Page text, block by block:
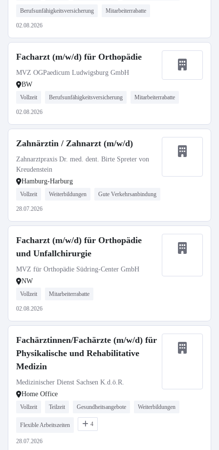
Berufsunfähigkeitsversicherung Mitarbeiterrabatte
02.08.2026
Facharzt (m/w/d) für Orthopädie
MVZ OGPaedicum Ludwigsburg GmbH
BW
Vollzeit Berufsunfähigkeitsversicherung Mitarbeiterrabatte
02.08.2026
Zahnärztin / Zahnarzt (m/w/d)
Zahnarztpraxis Dr. med. dent. Birte Spreter von
Kreudenstein
Hamburg-Harburg
Vollzeit Weiterbildungen Gute Verkehrsanbindung
28.07.2026
Facharzt (m/w/d) für Orthopädie
und Unfallchirurgie
MVZ für Orthopädie Südring-Center GmbH
NW
Vollzeit Mitarbeiterrabatte
02.08.2026
Fachärztinnen/Fachärzte (m/w/d) für
Physikalische und Rehabilitative
Medizin
Medizinischer Dienst Sachsen K.d.ö.R.
Home Office
Vollzeit Teilzeit Gesundheitsangebote Weiterbildungen
Flexible Arbeitszeiten 4
28.07.2026